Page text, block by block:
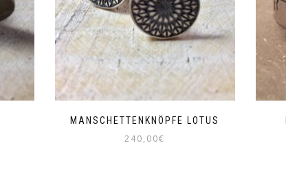
MANSCHETTENKNÖPFE LOTUS
240,00€